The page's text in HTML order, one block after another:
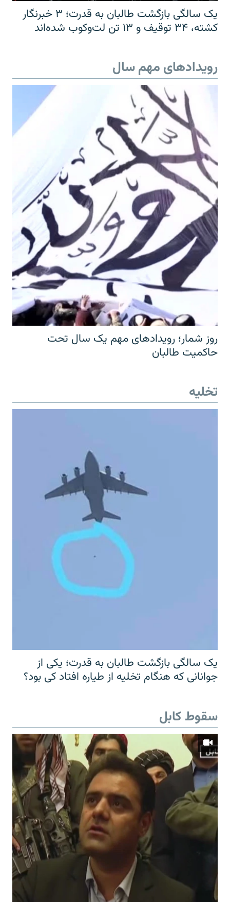
یک سالگی بازگشت طالبان به قدرت؛ ۳ خبرنگار
کشته، ۳۴ توقیف و ۱۳ تن لت‌وکوب شده‌اند
رویدادهای مهم سال
روز شمار؛ رویدادهای مهم یک سال تحت
حاکمیت طالبان
تخلیه
یک سالگی بازگشت طالبان به قدرت؛ یکی از
جوانانی که هنگام تخلیه از طیاره افتاد کی بود؟
سقوط کابل